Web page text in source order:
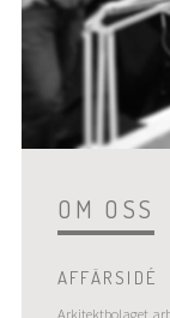
OM OSS
AFFÄRSIDÉ
Arkitektbolaget